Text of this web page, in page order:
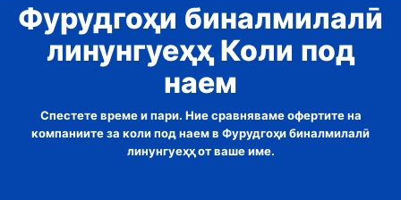
Фурудгоҳи бин‌алмилалӣ
линунгуеҳҳ Коли под
наем
Спестете време и пари. Ние сравняваме офертите на
компаниите за коли под наем в Фурудгоҳи бин‌алмилалӣ
линунгуеҳҳ от ваше име.